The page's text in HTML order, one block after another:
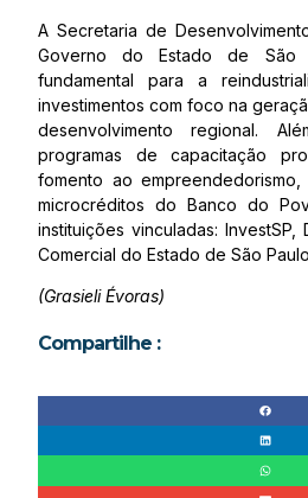
A Secretaria de
Governo do Estado de São
fundamental para a
investimentos com foco na
desenvolvimento regional.
programas de capacitação
fomento ao
microcréditos do Banco do
instituições vinculadas:
Comercial do Estado de São
(Grasieli Évoras)
Compartilhe :